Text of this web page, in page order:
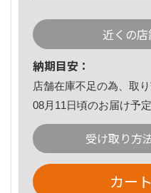
近くの
納期目安：
店舗在庫不足の為、取
08月11日頃のお届け予定
受け取り方
カー